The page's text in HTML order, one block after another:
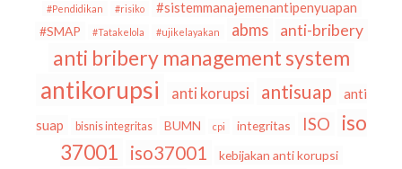
#Pendidikan
#risiko #sistemmanajemenantipenyuapan
#SMAP #Tatakelola #ujikelayakan abms anti-bribery
anti bribery management system
antikorupsi anti korupsi antisuap
anti
suap
bisnis integritas BUMN cpi integritas ISO
iso
37001
iso37001 kebijakan anti korupsi